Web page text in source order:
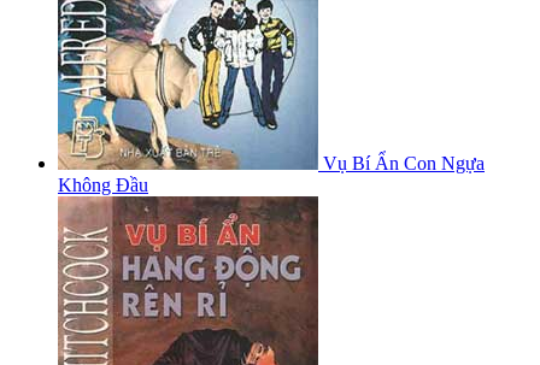
Vụ Bí Ẩn Con Ngựa
Không Đầu